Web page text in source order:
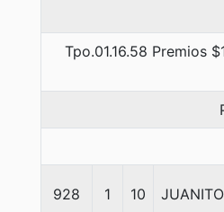
Tpo.01.16.58 Premios
928 1 10